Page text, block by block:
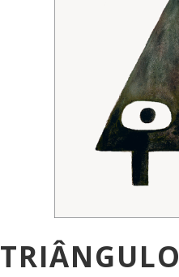
TRIÂNGULO